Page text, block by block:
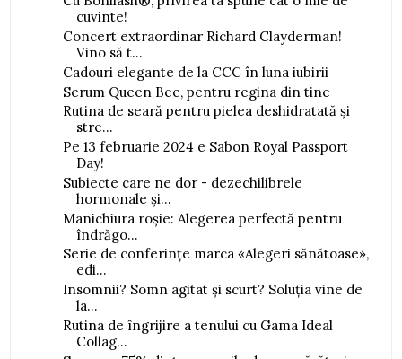
cuvinte!
Concert extraordinar Richard Clayderman!
Vino să t...
Cadouri elegante de la CCC în luna iubirii
Serum Queen Bee, pentru regina din tine
Rutina de seară pentru pielea deshidratată și
stre...
Pe 13 februarie 2024 e Sabon Royal Passport
Day!
Subiecte care ne dor - dezechilibrele
hormonale și...
Manichiura roșie: Alegerea perfectă pentru
îndrăgo...
Serie de conferințe marca «Alegeri sănătoase»,
edi...
Insomnii? Somn agitat și scurt? Soluția vine de
la...
Rutina de îngrijire a tenului cu Gama Ideal
Collag...